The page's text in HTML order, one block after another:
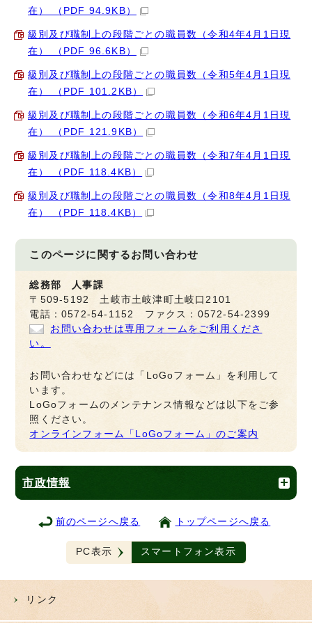
在） （PDF 94.9KB）
級別及び職制上の段階ごとの職員数（令和4年4月1日現
在） （PDF 96.6KB）
級別及び職制上の段階ごとの職員数（令和5年4月1日現
在） （PDF 101.2KB）
級別及び職制上の段階ごとの職員数（令和6年4月1日現
在） （PDF 121.9KB）
級別及び職制上の段階ごとの職員数（令和7年4月1日現
在） （PDF 118.4KB）
級別及び職制上の段階ごとの職員数（令和8年4月1日現
在） （PDF 118.4KB）
このページに関するお問い合わせ
総務部 人事課
〒509-5192 土岐市土岐津町土岐口2101
電話：0572-54-1152 ファクス：0572-54-2399
お問い合わせは専用フォームをご利用くださ
い。
お問い合わせなどには「LoGoフォーム」を利用して
います。
LoGoフォームのメンテナンス情報などは以下をご参
照ください。
オンラインフォーム「LoGoフォーム」のご案内
市政情報
前のページへ戻る トップページへ戻る
PC表示 スマートフォン表示
リンク